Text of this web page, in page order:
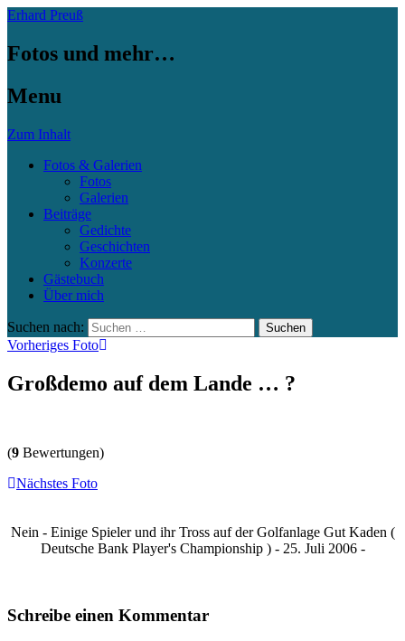
Erhard Preuß
Fotos und mehr…
Menu
Zum Inhalt
Fotos & Galerien
Fotos
Galerien
Beiträge
Gedichte
Geschichten
Konzerte
Gästebuch
Über mich
Suchen nach:
Vorheriges Foto
Großdemo auf dem Lande … ?
(9 Bewertungen)
Nächstes Foto
Nein - Einige Spieler und ihr Tross auf der Golfanlage Gut Kaden (
Deutsche Bank Player's Championship ) - 25. Juli 2006 -
Schreibe einen Kommentar